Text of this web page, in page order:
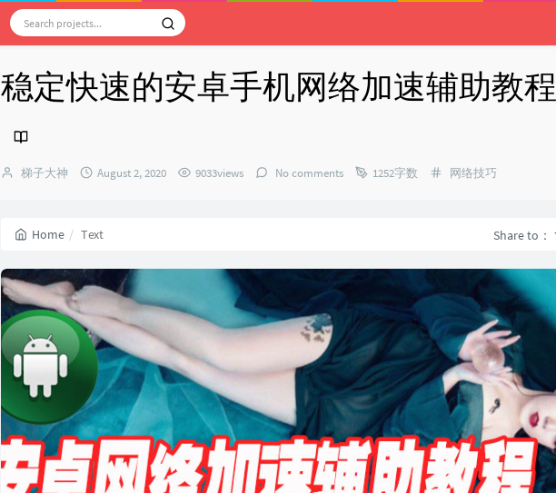
稳定快速的安卓手机网络加速辅助教程
Author：
梯子大神
发
August 2, 2020 9033views No comments 1252字数 Categories：
网络技巧
Home Text Share to：